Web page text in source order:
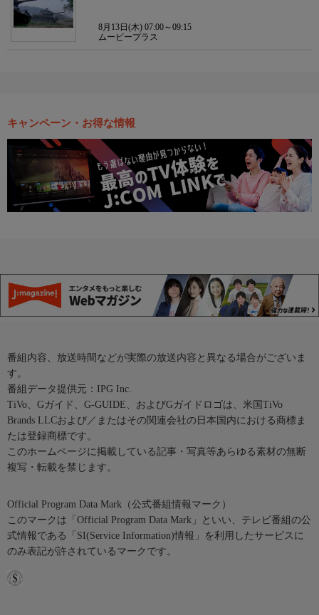
8月13日(木) 07:00～09:15
ムービープラス
キャンペーン・お得な情報
番組内容、放送時間などが実際の放送内容と異なる場合がございま
す。
番組データ提供元：IPG Inc.
TiVo、Gガイド、G-GUIDE、およびGガイドロゴは、米国TiVo
Brands LLCおよび／またはその関連会社の日本国内における商標ま
たは登録商標です。
このホームページに掲載している記事・写真等あらゆる素材の無断
複写・転載を禁じます。
Official Program Data Mark（公式番組情報マーク）
このマークは「Official Program Data Mark」といい、テレビ番組の公
式情報である「SI(Service Information)情報」を利用したサービスに
のみ表記が許されているマークです。